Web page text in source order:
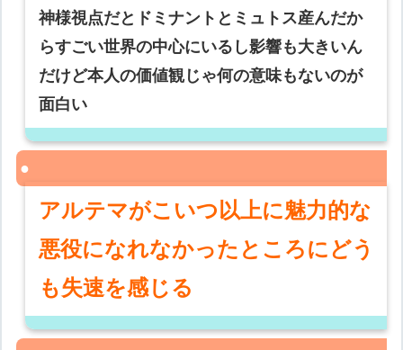
神様視点だとドミナントとミュトス産んだか
らすごい世界の中心にいるし影響も大きいん
だけど本人の価値観じゃ何の意味もないのが
面白い
アルテマがこいつ以上に魅力的な
悪役になれなかったところにどう
も失速を感じる